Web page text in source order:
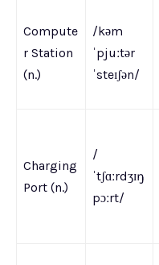
Compute
r Station
(n.)
/kəm
ˈpjuːtər
ˈsteɪʃən/
Charging
Port (n.)
/
ˈtʃɑːrdʒɪŋ
pɔːrt/